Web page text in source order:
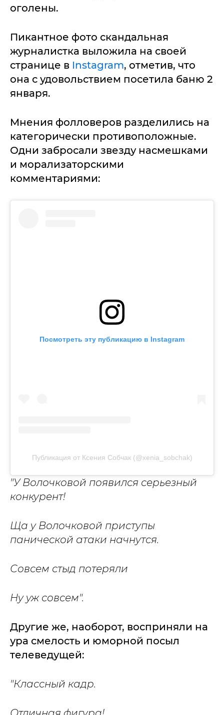
оголены.
Пикантное фото скандальная
журналистка выложила на своей
странице в Instagram, отметив, что
она с удовольствием посетила баню 2
января.
Мнения фолловеров разделились на
категорически противоположные.
Одни забросали звезду насмешками
и морализаторскими
комментариями:
Посмотреть эту публикацию в Instagram
Публикация от Ксения Собчак (@xenia_sobchak)
"У Волочковой появился серьезный
конкурент!
Ща у Волочковой приступы
панической атаки начнутся.
Совсем стыд потеряли
Ну уж совсем".
Другие же, наоборот, восприняли на
ура смелость и юморной посыл
телеведущей:
"Классный кадр.